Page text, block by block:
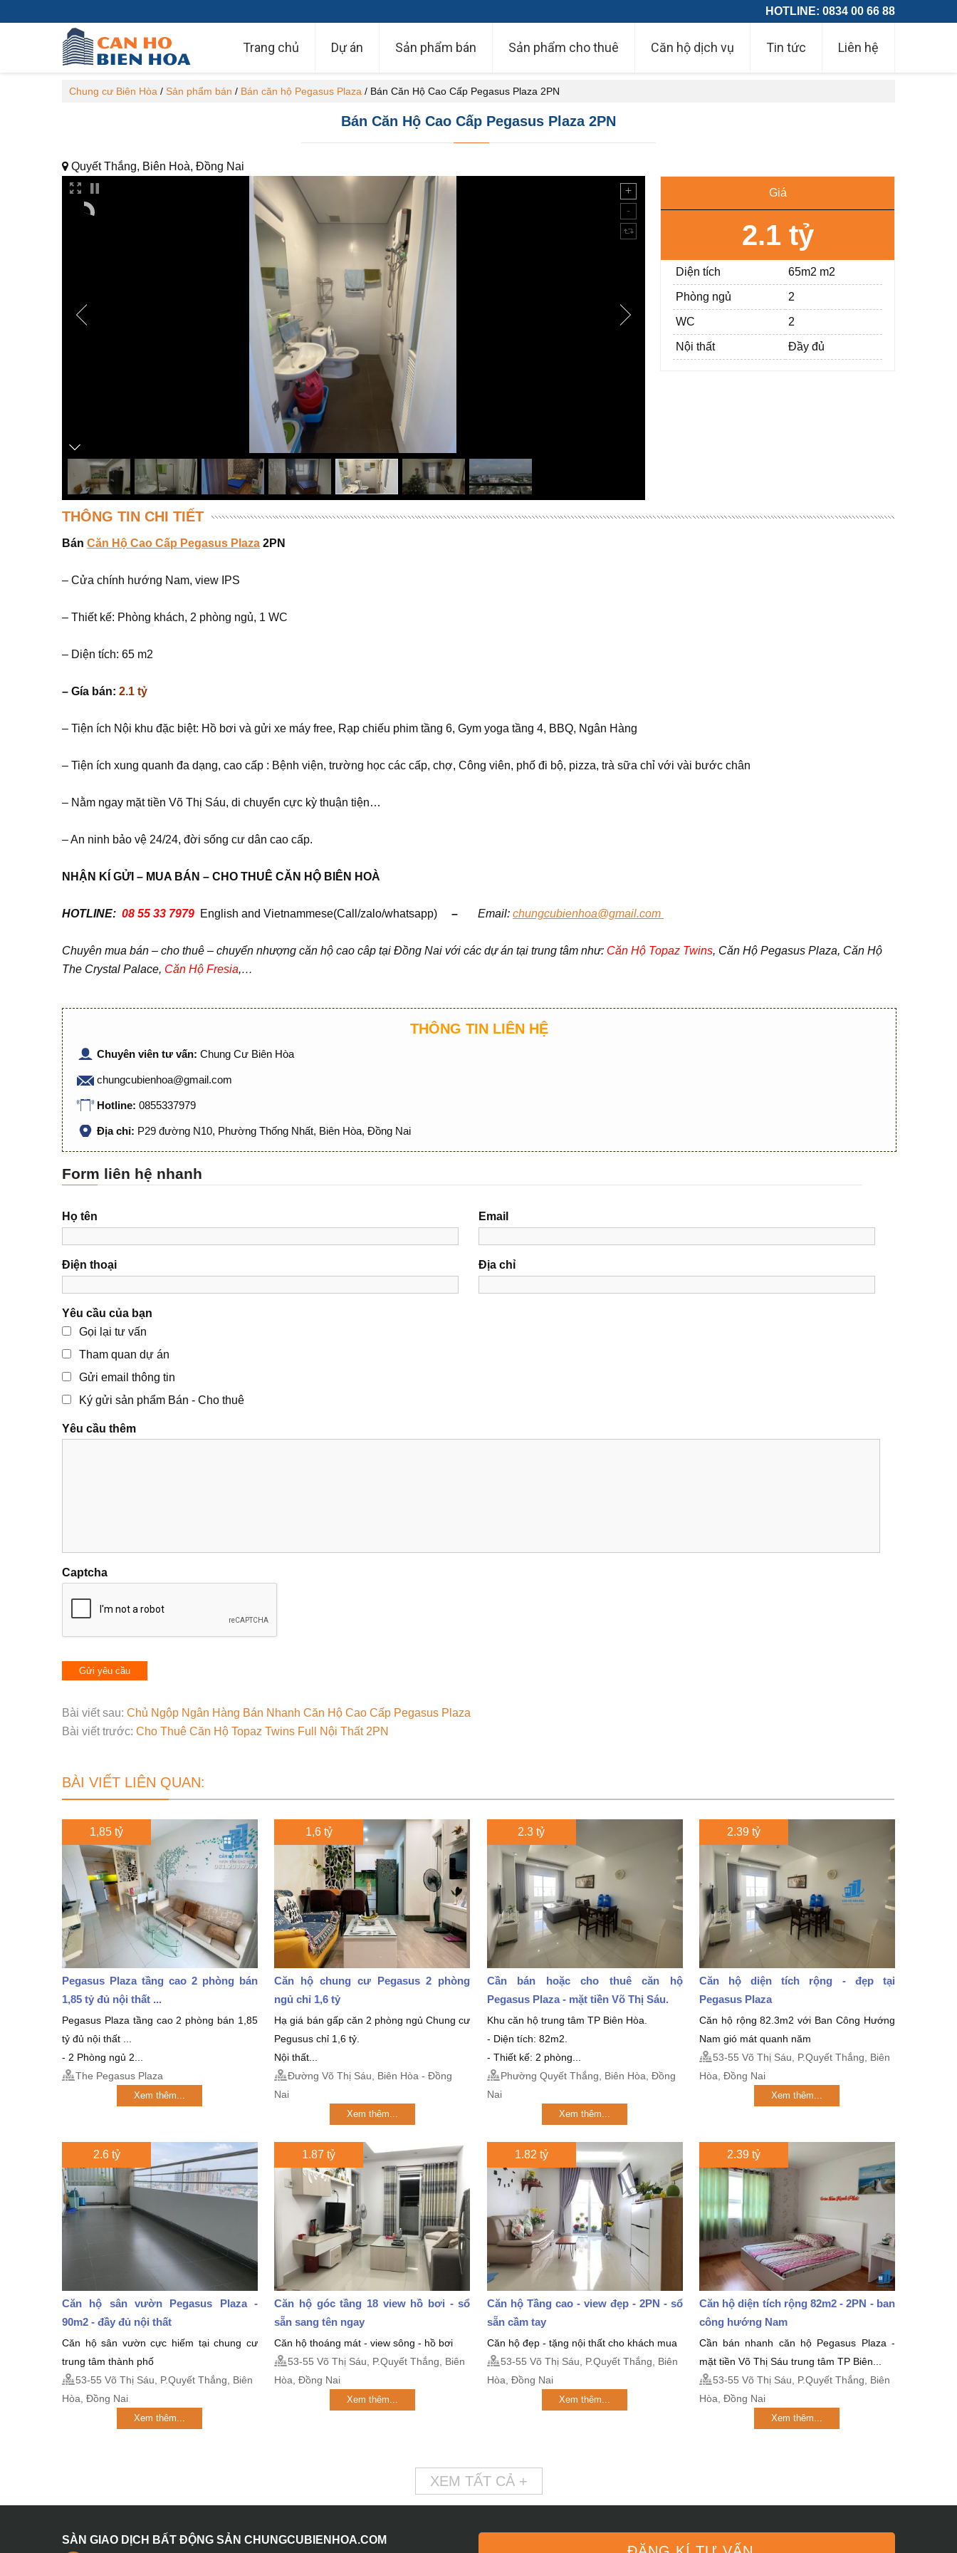
HOTLINE: 0834 00 66 88
Trang chủ Dự án Sản phẩm bán Sản phẩm cho thuê Căn hộ dịch vụ Tin tức Liên hệ
Chung cư Biên Hòa / Sản phẩm bán / Bán căn hộ Pegasus Plaza / Bán Căn Hộ Cao Cấp Pegasus Plaza 2PN
Bán Căn Hộ Cao Cấp Pegasus Plaza 2PN
Quyết Thắng, Biên Hoà, Đồng Nai
Giá
2.1 tỷ
Diện tích 65m2 m2
Phòng ngủ 2
WC 2
Nội thất Đầy đủ
THÔNG TIN CHI TIẾT
Bán Căn Hộ Cao Cấp Pegasus Plaza 2PN
– Cửa chính hướng Nam, view IPS
– Thiết kế: Phòng khách, 2 phòng ngủ, 1 WC
– Diện tích: 65 m2
– Gía bán: 2.1 tỷ
– Tiện ích Nội khu đặc biệt: Hồ bơi và gửi xe máy free, Rạp chiếu phim tầng 6, Gym yoga tầng 4, BBQ, Ngân Hàng
– Tiện ích xung quanh đa dạng, cao cấp : Bệnh viện, trường học các cấp, chợ, Công viên, phố đi bộ, pizza, trà sữa chỉ với vài bước chân
– Nằm ngay mặt tiền Võ Thị Sáu, di chuyển cực kỳ thuận tiện…
– An ninh bảo vệ 24/24, đời sống cư dân cao cấp.
NHẬN KÍ GỬI – MUA BÁN – CHO THUÊ CĂN HỘ BIÊN HOÀ
HOTLINE: 08 55 33 7979 English and Vietnammese(Call/zalo/whatsapp) – Email: chungcubienhoa@gmail.com
Chuyên mua bán – cho thuê – chuyển nhượng căn hộ cao câp tại Đồng Nai với các dự án tại trung tâm như: Căn Hộ Topaz Twins, Căn Hộ Pegasus Plaza, Căn Hộ
The Crystal Palace, Căn Hộ Fresia,…
THÔNG TIN LIÊN HỆ
Chuyên viên tư vấn: Chung Cư Biên Hòa
chungcubienhoa@gmail.com
Hotline: 0855337979
Địa chỉ: P29 đường N10, Phường Thống Nhất, Biên Hòa, Đồng Nai
Form liên hệ nhanh
Họ tên Email
Điện thoại Địa chỉ
Yêu cầu của bạn
Gọi lại tư vấn
Tham quan dự án
Gửi email thông tin
Ký gửi sản phẩm Bán - Cho thuê
Yêu cầu thêm
Captcha
Bài viết sau: Chủ Ngộp Ngân Hàng Bán Nhanh Căn Hộ Cao Cấp Pegasus Plaza
Bài viết trước: Cho Thuê Căn Hộ Topaz Twins Full Nội Thất 2PN
BÀI VIẾT LIÊN QUAN:
1,85 tỷ
Pegasus Plaza tầng cao 2 phòng bán
1,85 tỷ đủ nội thất ...
Pegasus Plaza tầng cao 2 phòng bán 1,85
tỷ đủ nội thất ...
- 2 Phòng ngủ 2...
The Pegasus Plaza
Xem thêm...
1,6 tỷ
Căn hộ chung cư Pegasus 2 phòng
ngủ chỉ 1,6 tỷ
Hạ giá bán gấp căn 2 phòng ngủ Chung cư
Pegusus chỉ 1,6 tỷ.
Nội thất...
Đường Võ Thị Sáu, Biên Hòa - Đồng
Nai
Xem thêm...
2.3 tỷ
Cần bán hoặc cho thuê căn hộ
Pegasus Plaza - mặt tiền Võ Thị Sáu.
Khu căn hộ trung tâm TP Biên Hòa.
- Diện tích: 82m2.
- Thiết kế: 2 phòng...
Phường Quyết Thắng, Biên Hòa, Đồng
Nai
Xem thêm...
2.39 tỷ
Căn hộ diện tích rộng - đẹp tại
Pegasus Plaza
Căn hộ rộng 82.3m2 với Ban Công Hướng
Nam gió mát quanh năm
53-55 Võ Thị Sáu, P.Quyết Thắng, Biên
Hòa, Đồng Nai
Xem thêm...
2.6 tỷ
Căn hộ sân vườn Pegasus Plaza -
90m2 - đầy đủ nội thất
Căn hộ sân vườn cực hiếm tại chung cư
trung tâm thành phố
53-55 Võ Thị Sáu, P.Quyết Thắng, Biên
Hòa, Đồng Nai
Xem thêm...
1.87 tỷ
Căn hộ góc tầng 18 view hồ bơi - sổ
sẵn sang tên ngay
Căn hộ thoáng mát - view sông - hồ bơi
53-55 Võ Thị Sáu, P.Quyết Thắng, Biên
Hòa, Đồng Nai
Xem thêm...
1.82 tỷ
Căn hộ Tầng cao - view đẹp - 2PN - sổ
sẵn cầm tay
Căn hộ đẹp - tặng nội thất cho khách mua
53-55 Võ Thị Sáu, P.Quyết Thắng, Biên
Hòa, Đồng Nai
Xem thêm...
2.39 tỷ
Căn hộ diện tích rộng 82m2 - 2PN - ban
công hướng Nam
Cần bán nhanh căn hộ Pegasus Plaza -
mặt tiền Võ Thị Sáu trung tâm TP Biên...
53-55 Võ Thị Sáu, P.Quyết Thắng, Biên
Hòa, Đồng Nai
Xem thêm...
XEM TẤT CẢ +
SÀN GIAO DỊCH BẤT ĐỘNG SẢN CHUNGCUBIENHOA.COM